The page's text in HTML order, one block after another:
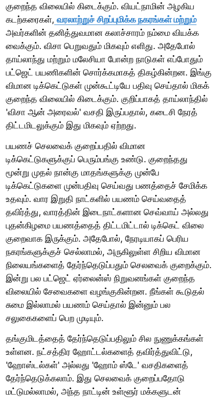
குறைந்த விலையில் கிடைக்கும். வியட்நாமின் அழகிய
கடற்கரைகள், வரலாற்றுச் சிறப்புமிக்க நகரங்கள் மற்றும்
அவர்களின் தனித்துவமான கலாச்சாரம் நம்மை வியக்க
வைக்கும். விசா பெறுவதும் மிகவும் எளிது. அதேபோல்
தாய்லாந்து மற்றும் மலேசியா போன்ற நாடுகள் எப்போதும்
பட்ஜெட் பயணிகளின் சொர்க்கமாகத் திகழ்கின்றன. இங்கு
விமான டிக்கெட்டுகள் முன்கூட்டியே பதிவு செய்தால் மிகக்
குறைந்த விலையில் கிடைக்கும். குறிப்பாகத் தாய்லாந்தில்
'விசா ஆன் அரைவல்' வசதி இருப்பதால், கடைசி நேரத்
திட்டமிடலுக்கும் இது மிகவும் ஏற்றது.
பயணச் செலவைக் குறைப்பதில் விமான
டிக்கெட்டுகளுக்குப் பெரும்பங்கு உண்டு. குறைந்தது
மூன்று முதல் நான்கு மாதங்களுக்கு முன்பே
டிக்கெட்டுகளை முன்பதிவு செய்வது பணத்தைச் சேமிக்க
உதவும். வார இறுதி நாட்களில் பயணம் செய்வதைத்
தவிர்த்து, வாரத்தின் இடைநாட்களான செவ்வாய் அல்லது
புதன்கிழமை பயணத்தைத் திட்டமிட்டால் டிக்கெட் விலை
குறைவாக இருக்கும். அதேபோல், நேரடியாகப் பெரிய
நகரங்களுக்குச் செல்லாமல், அருகிலுள்ள சிறிய விமான
நிலையங்களைத் தேர்ந்தெடுப்பதும் செலவைக் குறைக்கும்.
இன்று பல பட்ஜெட் ஏர்லைன்ஸ் நிறுவனங்கள் குறைந்த
விலையில் சேவைகளை வழங்குகின்றன. நீங்கள் கூடுதல்
சுமை இல்லாமல் பயணம் செய்தால் இன்னும் பல
சலுகைகளைப் பெற முடியும்.
தங்குமிடத்தைத் தேர்ந்தெடுப்பதிலும் சில நுணுக்கங்கள்
உள்ளன. நட்சத்திர ஹோட்டல்களைத் தவிர்த்துவிட்டு,
'ஹோஸ்டல்கள்' அல்லது 'ஹோம் ஸ்டே' வசதிகளைத்
தேர்ந்தெடுக்கலாம். இது செலவைக் குறைப்பதோடு
மட்டுமல்லாமல், அந்த நாட்டின் உள்ளூர் மக்களுடன்